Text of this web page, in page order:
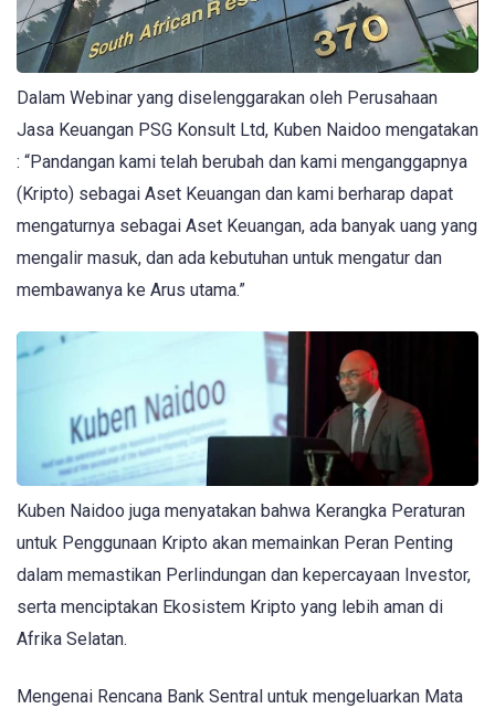
Dalam Webinar yang diselenggarakan oleh Perusahaan
Jasa Keuangan PSG Konsult Ltd, Kuben Naidoo mengatakan
: “Pandangan kami telah berubah dan kami menganggapnya
(Kripto) sebagai Aset Keuangan dan kami berharap dapat
mengaturnya sebagai Aset Keuangan, ada banyak uang yang
mengalir masuk, dan ada kebutuhan untuk mengatur dan
membawanya ke Arus utama.”
Kuben Naidoo juga menyatakan bahwa Kerangka Peraturan
untuk Penggunaan Kripto akan memainkan Peran Penting
dalam memastikan Perlindungan dan kepercayaan Investor,
serta menciptakan Ekosistem Kripto yang lebih aman di
Afrika Selatan.
Mengenai Rencana Bank Sentral untuk mengeluarkan Mata